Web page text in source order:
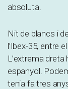
absoluta.
Nit de blancs i
l’Ibex-35, entre
L’extrema
espanyol.
tenia fa tres